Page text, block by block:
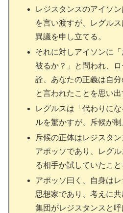
レジスタンスのアイソ
を言い渡すが、レグル
異議を申し立てる。
それに対しアイソンに
被るか？」と問われ、
詮、あなたの正義は自分
と言われたことを思い出
レグルスは「代わりに
ルを驚かすが、斥候が制
斥候の正体はレジスタ
アポッソであり、レグ
る相手か試していたこと
アポッソ曰く、自身は
思想家であり、考えに
集団がレジスタンスと呼